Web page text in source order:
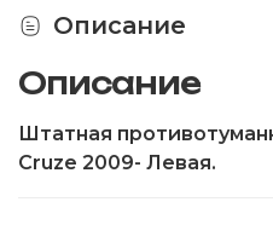
Описание
Описание
Штатная
Cruze 2009- Левая.